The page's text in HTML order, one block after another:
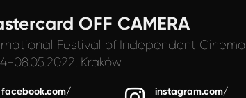
OFF CAMERA
Festival of Independent Cinema
08.05.2022, Kraków
facebook.com/
instagram.com/